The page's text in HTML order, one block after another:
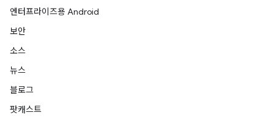
엔터프라이즈용 Android
보안
소스
뉴스
블로그
팟캐스트